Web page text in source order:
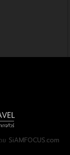
ย SiAMFOCUS.com